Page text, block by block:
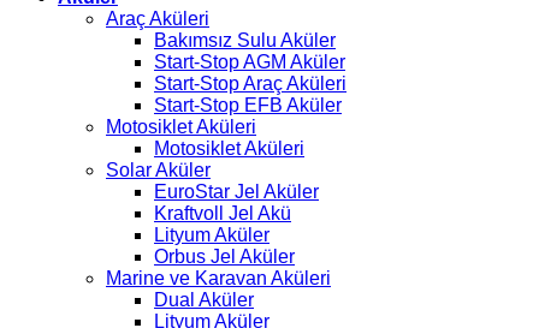
Araç Aküleri
Bakımsız Sulu Aküler
Start-Stop AGM Aküler
Start-Stop Araç Aküleri
Start-Stop EFB Aküler
Motosiklet Aküleri
Motosiklet Aküleri
Solar Aküler
EuroStar Jel Aküler
Kraftvoll Jel Akü
Lityum Aküler
Orbus Jel Aküler
Marine ve Karavan Aküleri
Dual Aküler
Lityum Aküler